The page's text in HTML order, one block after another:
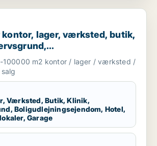
lager, værksted, butik, klinik,
kontor, lager, værksted, butik,
hotel,
eller garage til salg i
100000 m2 kontor / lager / værksted /
Værksted, Butik, Klinik,
Boligudlejningsejendom, Hotel,
Garage